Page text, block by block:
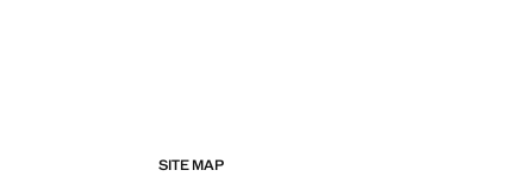
SITE MAP